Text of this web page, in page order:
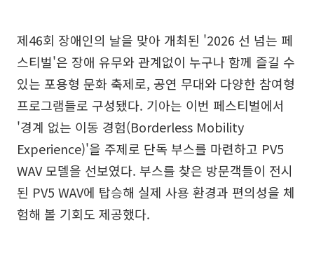
제46회 장애인의 날을 맞아 개최된 '2026 선 넘는 페
스티벌'은 장애 유무와 관계없이 누구나 함께 즐길 수
있는 포용형 문화 축제로, 공연 무대와 다양한 참여형
프로그램들로 구성됐다. 기아는 이번 페스티벌에서
'경계 없는 이동 경험(Borderless Mobility
Experience)'을 주제로 단독 부스를 마련하고 PV5
WAV 모델을 선보였다. 부스를 찾은 방문객들이 전시
된 PV5 WAV에 탑승해 실제 사용 환경과 편의성을 체
험해 볼 기회도 제공했다.